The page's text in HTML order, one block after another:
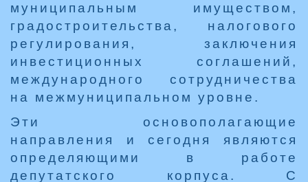
муниципальным имуществом,
градостроительства, налогового
регулирования, заключения
инвестиционных соглашений,
международного сотрудничества
на межмуниципальном уровне.
Эти основополагающие
направления и сегодня являются
определяющими в работе
депутатского корпуса. С